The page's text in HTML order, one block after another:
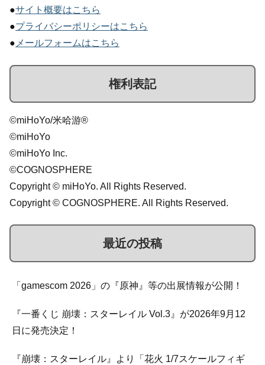
●サイト概要はこちら
●プライバシーポリシーはこちら
● メールフォームはこちら
権利表記
©miHoYo/米哈游®
©miHoYo
©miHoYo Inc.
©COGNOSPHERE
Copyright © miHoYo. All Rights Reserved.
Copyright © COGNOSPHERE. All Rights Reserved.
最近の投稿
「gamescom 2026」の『原神』等の出展情報が公開！
『一番くじ 崩壊：スターレイル Vol.3』が2026年9月12
日に発売決定！
『崩壊：スターレイル』より「花火 1/7スケールフィギ